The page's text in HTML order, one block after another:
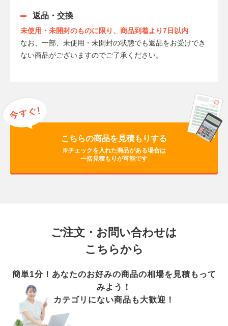
返品・交換
未使用・未開封のものに限り、商品到着より7日以内
なお、一部、未使用・未開封の状態でも返品をお受けでき
ない商品がございますのでご了承ください。
こちらの商品を見積もりする
※チェックを入れた商品がある場合は
一括見積もりが可能です
ご注文・お問い合わせは
こちらから
簡単1分！あなたのお好みの商品の相場を見積もって
みよう！
カテゴリにない商品も大歓迎！